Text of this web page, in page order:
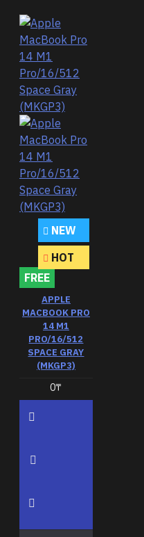
NEW
HOT
FREE
APPLE
MACBOOK PRO
14 M1
PRO/16/512
SPACE GRAY
(MKGP3)
0₸